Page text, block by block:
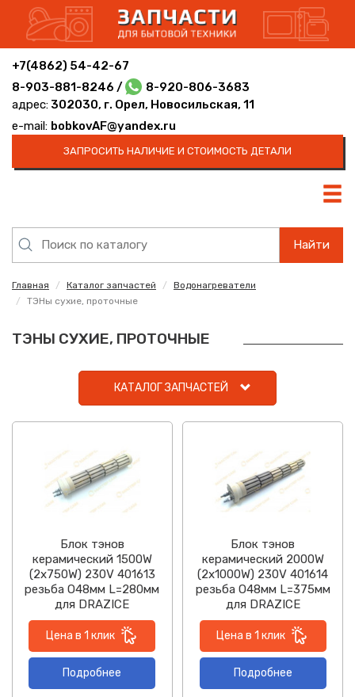
+7(4862) 54-42-67
8-903-881-8246 /
8-920-806-3683
адрес: 302030, г. Орел, Новосильская, 11
e-mail: bobkovAF@yandex.ru
ЗАПРОСИТЬ НАЛИЧИЕ И СТОИМОСТЬ ДЕТАЛИ
Найти
Главная Каталог запчастей
Водонагреватели
ТЭНы сухие, проточные
ТЭНЫ СУХИЕ, ПРОТОЧНЫЕ
КАТАЛОГ ЗАПЧАСТЕЙ
Блок тэнов
керамический 1500W
(2х750W) 230V 401613
резьба O48мм L=280мм
для DRAZICE
Цена в 1 клик
Подробнее
Блок тэнов
керамический 2000W
(2х1000W) 230V 401614
резьба O48мм L=375мм
для DRAZICE
Цена в 1 клик
Подробнее